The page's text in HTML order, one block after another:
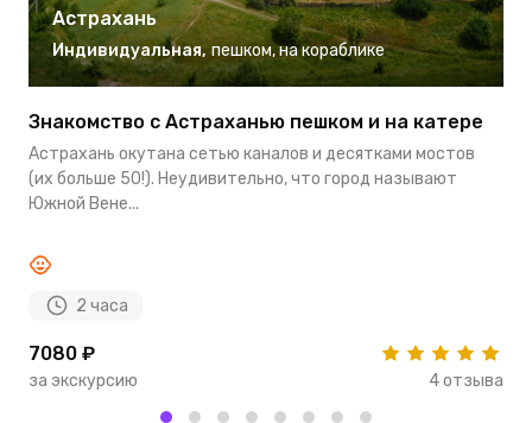
Астрахань
Индивидуальная, пешком, на кораблике
Знакомство с Астраханью пешком и на катере
Астрахань окутана сетью каналов и десятками мостов
(их больше 50!). Неудивительно, что город называют
Южной Вене...
2 часа
7080 ₽
за экскурсию 4 отзыва